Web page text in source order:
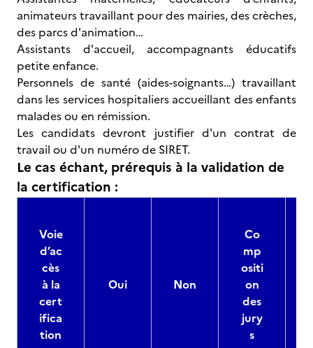
animateurs travaillant pour des mairies, des crèches,
des parcs d'animation…
Assistants d'accueil, accompagnants éducatifs
petite enfance.
Personnels de santé (aides-soignants…) travaillant
dans les services hospitaliers accueillant des enfants
malades ou en rémission.
Les candidats devront justifier d'un contrat de
travail ou d'un numéro de SIRET.
Le cas échant, prérequis à la validation de
la certification :
Voie
d’ac
cès
à la
cert
ifica
tion
Oui Non
Co
mp
ositi
on
des
jury
s